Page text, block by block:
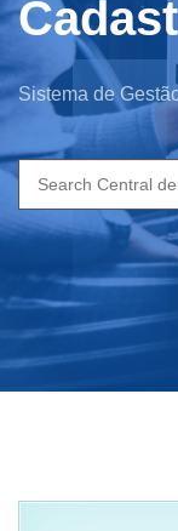
Sistema de
Search
for: